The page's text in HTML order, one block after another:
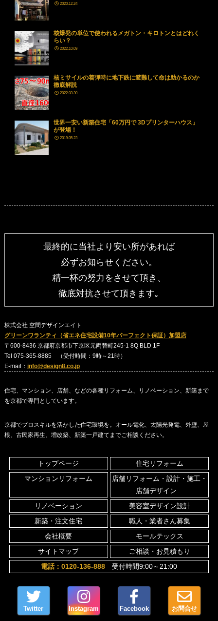
2020.12.24
核爆発の単位で使われるメガトン・キロトンとはどれく
らい？
2022.10.09
核ミサイルの着弾時に地下鉄に避難して命は助かるのか
徹底解説
2022.03.30
世界一安い新築住宅「60万円で 3Dプリンターハウス」
が登場！
2019.05.23
最終的に当社より安い所があれば
必ずお知らせください。
精一杯の努力をさせて頂き、
徹底対抗させて頂きます｡
株式会社 空間デザインエイト
グリーンワランティ（省エネ住宅設備10年パーフェクト保証）加盟店
〒600-8436 京都府京都市下京区元両替町245-1 8Q BLD 1F
Tel 075-365-8885 （受付時間：9時～21時）
E-mail： info@design8.co.jp
住宅、マンション、店舗、などの各種リフォーム、リノベーション、新築まで
を京都で専門としています。
京都でプロスキルを活かした住宅環境を。オール電化、太陽光発電、外壁、屋
根、古民家再生、増改築、新築一戸建てまでご相談ください。
トップページ
住宅リフォーム
マンションリフォーム
店舗リフォーム・設計・施工・
店舗デザイン
リノベーション
美容室デザイン設計
新築・注文住宅
職人・業者さん募集
会社概要
モールテックス
サイトマップ
ご相談・お見積もり
電話：0120-136-888受付時間9:00～21:00
Twitter Instagram Facebook お問合せ